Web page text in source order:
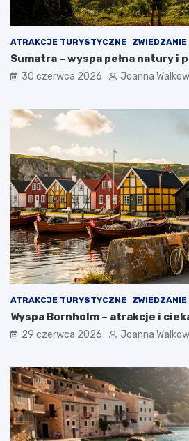
ATRAKCJE TURYSTYCZNE ZWIEDZANIE
Sumatra – wyspa pełna natury i
30 czerwca 2026 Joanna
ATRAKCJE TURYSTYCZNE ZWIEDZANIE
Wyspa Bornholm – atrakcje i
29 czerwca 2026 Joanna